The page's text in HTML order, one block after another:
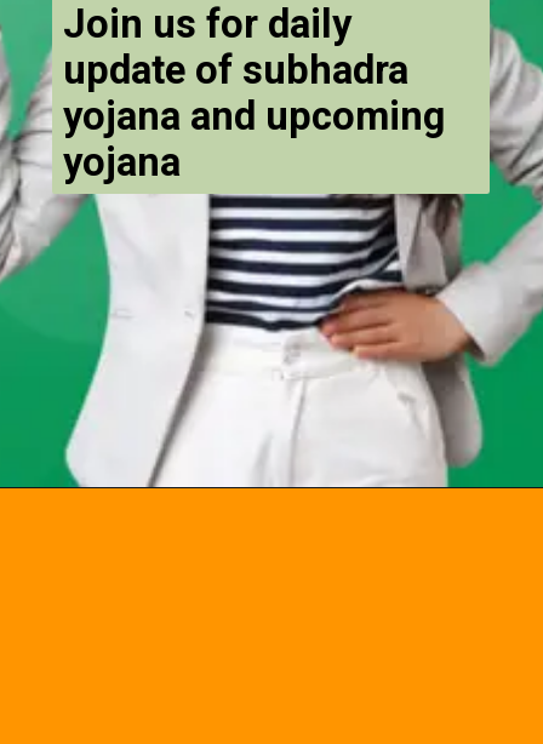
Join us for daily
update of subhadra
yojana and upcoming
yojana